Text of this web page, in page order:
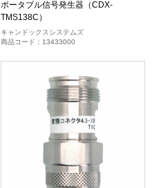
ポータブル信号発生器（CDX-
TMS138C）
キャンドックスシステムズ
商品コード：13433000